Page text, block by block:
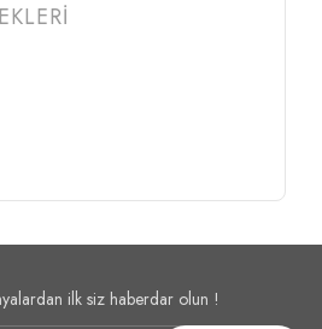
ilk siz haberdar olun !